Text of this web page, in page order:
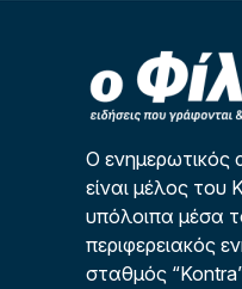
Ο ενημερωτικός
είναι μέλος
υπόλοιπα μέσα
περιφερειακός
σταθμός